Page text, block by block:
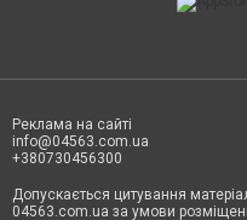
Реклама на сайті
info@04563.com.ua
+380730456300
Допускається цитування
04563.com.ua за умови